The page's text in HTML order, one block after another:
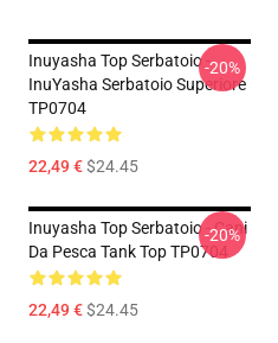
Inuyasha Top Serbatoio -
InuYasha Serbatoio Superiore
TP0704
22,49 €$24.45
-20%
Inuyasha Top Serbatoio - Cani
Da Pesca Tank Top TP0704
22,49 €$24.45
-20%